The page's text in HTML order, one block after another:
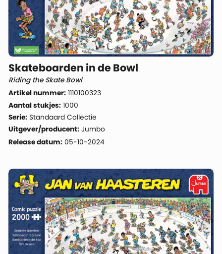
Skateboarden in de Bowl
Riding the Skate Bowl
Artikel nummer: 1110100323
Aantal stukjes: 1000
Serie: Standaard Collectie
Uitgever/producent: Jumbo
Release datum: 05-10-2024